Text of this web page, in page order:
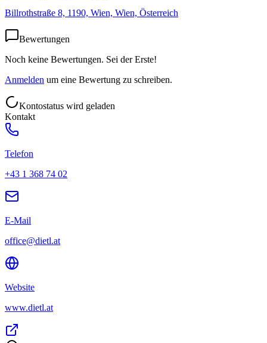
Billrothstraße 8, 1190, Wien, Wien, Österreich
Bewertungen
Noch keine Bewertungen. Sei der Erste!
Anmelden um eine Bewertung zu schreiben.
Kontostatus wird geladen
Kontakt
Telefon
+43 1 368 74 02
E-Mail
office@dietl.at
Website
www.dietl.at